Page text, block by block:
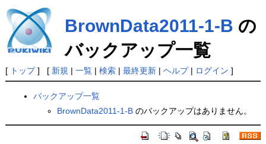
BrownData2011-1-B の
バックアップ一覧
[ トップ] [ 新規 | 一覧| 検索| 最終更新| ヘルプ| ログイン ]
バックアップ一覧
BrownData2011-1-B のバックアップはありません。